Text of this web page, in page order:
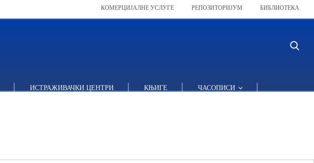
КОМЕРЦИЈАЛНЕ УСЛУГЕ РЕПОЗИТОРИЈУМ БИБЛИОТЕКА
ИСТРАЖИВАЧКИ ЦЕНТРИ КЊИГЕ ЧАСОПИСИ